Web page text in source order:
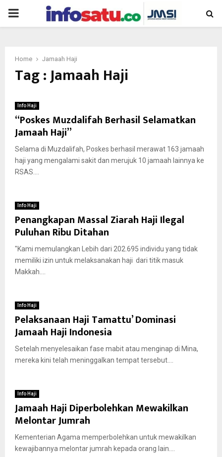
PRIMARY
Home Jamaah Haji
Tag : Jamaah Haji
Info Haji
“Poskes Muzdalifah Berhasil Selamatkan
Jamaah Haji”
Selama di Muzdalifah, Poskes berhasil merawat 163 jamaah
haji yang mengalami sakit dan merujuk 10 jamaah lainnya ke
RSAS....
Info Haji
Penangkapan Massal Ziarah Haji Ilegal
Puluhan Ribu Ditahan
"Kami memulangkan Lebih dari 202.695 individu yang tidak
memiliki izin untuk melaksanakan haji dari titik masuk
Makkah....
Info Haji
Pelaksanaan Haji Tamattu’ Dominasi
Jamaah Haji Indonesia
Setelah menyelesaikan fase mabit atau menginap di Mina,
mereka kini telah meninggalkan tempat tersebut....
Info Haji
Jamaah Haji Diperbolehkan Mewakilkan
Melontar Jumrah
Kementerian Agama memperbolehkan untuk mewakilkan
kewajibannya melontar jumrah kepada orang lain....